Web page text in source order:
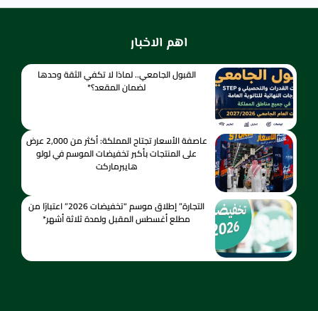
اهم الاخبار
القبول الجامعي.. لماذا لا تكفي الثقة وحدها
لضمان المقعد؟*
عاصفة الأسعار تجتاح المملكة: أكثر من 2,000 عرض
على المنتجات بأكبر تخفيضات الموسم في لولو
هايبرماركت
التجارة” إطلاق موسم “تخفيضات 2026” اعتبارًا من
مطلع أغسطس المقبل ولمدة ثلاثة أشهر*